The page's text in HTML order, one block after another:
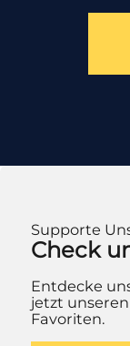
Check
Supporte
Entdecke
jetzt
Favoriten.